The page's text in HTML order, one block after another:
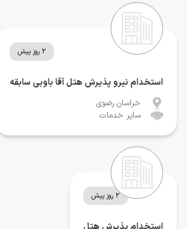
2 روز پیش
استخدام نیرو پذیرش هتل آقا باوبی سابقه
خراسان رضوی
سایر خدمات
2 روز پیش